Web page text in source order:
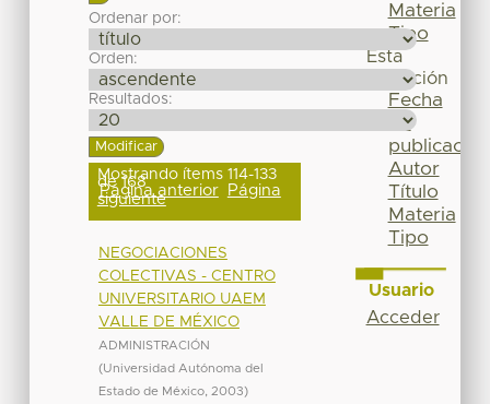
Ordenar por:
Orden:
Resultados:
Mostrando ítems 114-133
de 168
Página anterior Página
siguiente
NEGOCIACIONES
COLECTIVAS - CENTRO
UNIVERSITARIO UAEM
VALLE DE MÉXICO
ADMINISTRACIÓN
(Universidad Autónoma del
Estado de México, 2003)
Materia
Tipo
Esta
colección
Fecha
de
publicación
Autor
Título
Materia
Tipo
Usuario
Acceder